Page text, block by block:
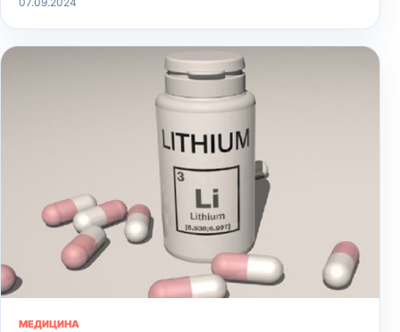
МЕДИЦИНА